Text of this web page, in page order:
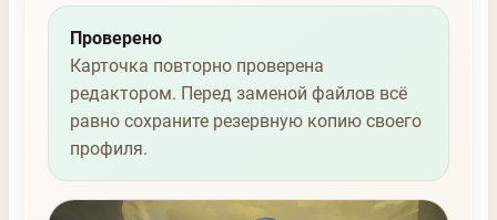
Проверено
Карточка повторно проверена
редактором. Перед заменой файлов всё
равно сохраните резервную копию своего
профиля.